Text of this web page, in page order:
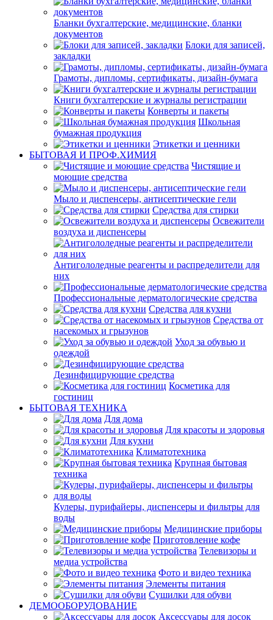
Бланки бухгалтерские, медицинские, бланки
документов
Блоки для записей,
закладки
Грамоты, дипломы, сертификаты, дизайн-бумага
Книги бухгалтерские и журналы регистрации
Конверты и пакеты
Школьная
бумажная продукция
Этикетки и ценники
БЫТОВАЯ И ПРОФ.ХИМИЯ
Чистящие и
моющие средства
Мыло и диспенсеры, антисептические гели
Средства для стирки
Освежители
воздуха и диспенсеры
Антигололедные реагенты и распределители для
них
Профессиональные дерматологические средства
Средства для кухни
Средства от
насекомых и грызунов
Уход за обувью и
одеждой
Дезинфицирующие средства
Косметика для
гостиниц
БЫТОВАЯ ТЕХНИКА
Для дома
Для красоты и здоровья
Для кухни
Климатотехника
Крупная бытовая
техника
Кулеры, пурифайеры, диспенсеры и фильтры для
воды
Медицинские приборы
Приготовление кофе
Телевизоры и
медиа устройства
Фото и видео техника
Элементы питания
Сушилки для обуви
ДЕМООБОРУДОВАНИЕ
Аксессуары для досок